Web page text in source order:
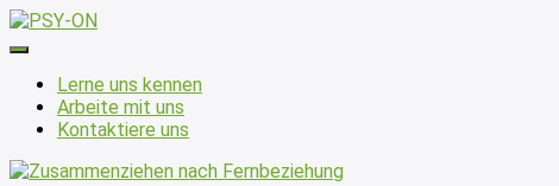
Navigation
umschaltenLerne uns kennen
Arbeite mit uns
Kontaktiere uns